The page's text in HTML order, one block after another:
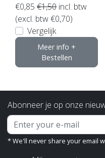
€0,85 €1,50 incl. btw
(excl. btw €0,70)
Vergelijk
Meer info +
Bestellen
Abonneer je op onze
* We'll never share your email